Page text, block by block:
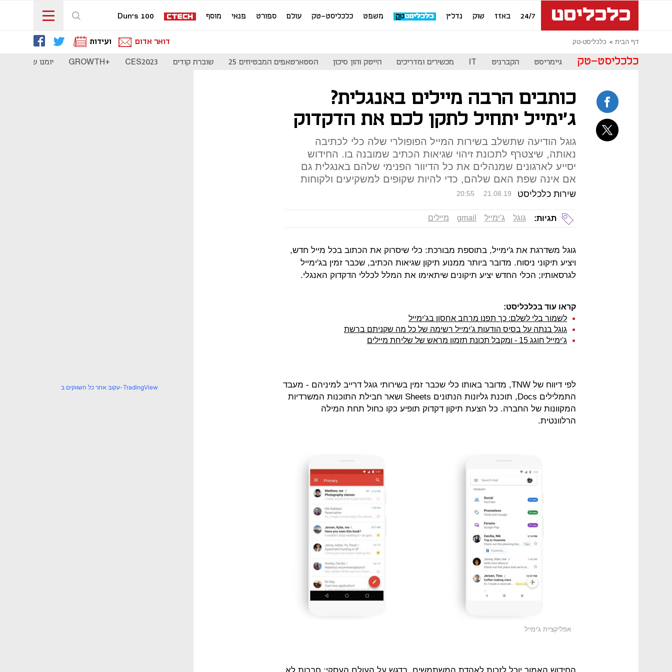
24/7 באזז שוק נדל"ן משפט כלכליסט-טק עולם ספורט פנאי מוסף Dun's 100
דף הבית כלכליסט-טק דואר אדום ועידות
כלכליסט-טק גיימריסט הקברניט IT מכשירים ומדריכים הייטק והון סיכון הסטארטאפים המבטיחים 25 שוברת קודים CES2023
+GROWTH יומנו של
כותבים הרבה מיילים באנגלית?
ג'ימייל יתחיל לתקן לכם את הדקדוק
גוגל הודיעה שתשלב בשירות המייל הפופולרי שלה כלי לכתיבה
נאותה, שיצטרף לתכונת זיהוי שגיאות הכתיב שמובנה בו. החידוש
יסייע לארגונים שמנהלים את כל הדיוור הפנימי שלהם באנגלית גם
אם אינה שפת האם שלהם, כדי להיות שקופים למשקיעים ולקוחות
שירות כלכליסט 20:55 21.08.19
תגיות: גוגל ג'ימייל gmail מיילים
גוגל משדרגת את ג'ימייל, בתוספת מבורכת: כלי שיסרוק את הכתוב בכל מייל חדש,
ויציע תיקוני ניסוח. מדובר ביותר ממנוע תיקון שגיאות הכתיב, שכבר זמין בג'ימייל
לגרסאותיו; הכלי החדש יציע תיקונים שיתאימו את המלל לכללי הדקדוק האנגלי.
קראו עוד בכלכליסט:
לשמור בלי לשלם: כך תפנו מרחב אחסון בג'ימייל
גוגל בנתה על בסיס הודעות ג'ימייל רשימה של כל מה שקניתם ברשת
ג'ימייל חוגג 15 - ומקבל תכונת תזמון מראש של שליחת מיילים
לפי דיווח של TNW, מדובר באותו כלי שכבר זמין בשירותי גוגל דרייב למיניהם - מעבד
התמלילים Docs, תוכנת גליונות הנתונים Sheets ושאר חבילת התוכנות המשרדיות
המקוונות של החברה. כל הצעת תיקון דקדוק תופיע כקו כחול תחת המילה
הרלוונטית.
אפליקציית ג'ימייל
עקוב אחר כל השווקים ב-TradingView